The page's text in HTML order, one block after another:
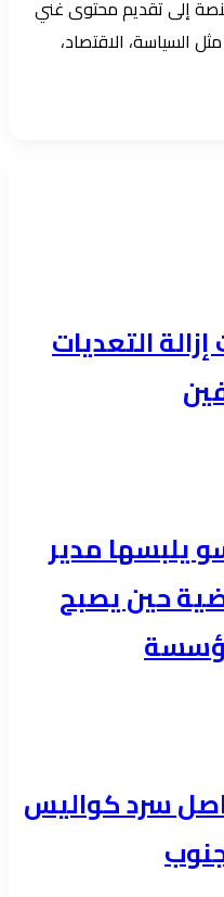
إلى تقديم محتوى غني
السياسة، الاقتصاد،
التعديات
يلبسها ​مدير
حين يصبح
سرد كواليس